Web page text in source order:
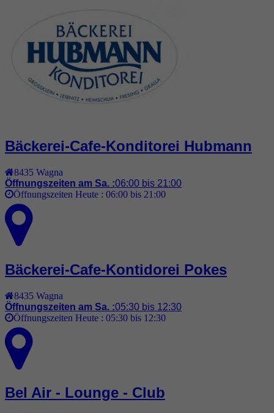
Bäckerei-Cafe-Konditorei Hubmann
8435 Wagna
Öffnungszeiten am Sa. :06:00 bis 21:00
Öffnungszeiten Heute : 06:00 bis 21:00
Bäckerei-Cafe-Kontidorei Pokes
8435 Wagna
Öffnungszeiten am Sa. :05:30 bis 12:30
Öffnungszeiten Heute : 05:30 bis 12:30
Bel Air - Lounge - Club